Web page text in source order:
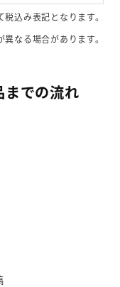
税込み表記となります。
なる場合があります。
での流れ